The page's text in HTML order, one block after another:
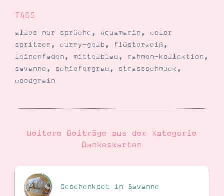
TAGS
alles nur sprüche, Aquamarin, color
spritzer, curry-gelb, flüsterweiß,
leinenfaden, mittelblau, rahmen-kollektion,
savanne, schiefergrau, strassschmuck,
woodgrain
Weitere Beiträge aus der Kategorie
Dankeskarten
Geschenkset in Savanne